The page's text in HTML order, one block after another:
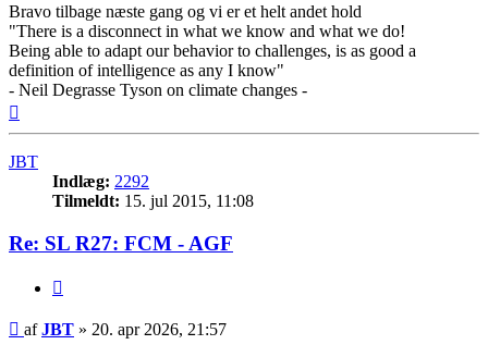
Bravo tilbage næste gang og vi er et helt andet hold
"There is a disconnect in what we know and what we do!
Being able to adapt our behavior to challenges, is as good a
definition of intelligence as any I know"
- Neil Degrasse Tyson on climate changes -
JBT
Indlæg: 2292
Tilmeldt: 15. jul 2015, 11:08
Re: SL R27: FCM - AGF
Indlæg
afJBT » 20. apr 2026, 21:57